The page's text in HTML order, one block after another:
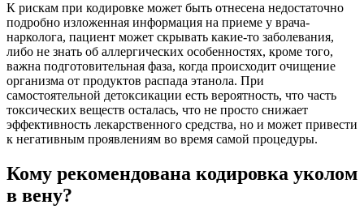
К рискам при кодировке может быть отнесена недостаточно
подробно изложенная информация на приеме у врача-
нарколога, пациент может скрывать какие-то заболевания,
либо не знать об аллергических особенностях, кроме того,
важна подготовительная фаза, когда происходит очищение
организма от продуктов распада этанола. При
самостоятельной детоксикации есть вероятность, что часть
токсических веществ осталась, что не просто снижает
эффективность лекарственного средства, но и может привести
к негативным проявлениям во время самой процедуры.
Кому рекомендована кодировка уколом
в вену?